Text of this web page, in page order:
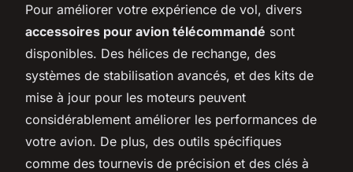
Pour améliorer votre expérience de vol, divers
accessoires pour avion télécommandé sont
disponibles. Des hélices de rechange, des
systèmes de stabilisation avancés, et des kits de
mise à jour pour les moteurs peuvent
considérablement améliorer les performances de
votre avion. De plus, des outils spécifiques
comme des tournevis de précision et des clés à